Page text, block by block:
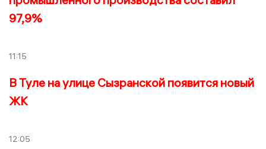
97,9%
11:15
В Туле на улице Сызранской появится новый
ЖК
12:05